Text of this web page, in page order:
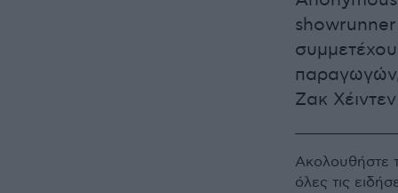
showrunner
Ζακ
Ακολουθήστε
όλες τις